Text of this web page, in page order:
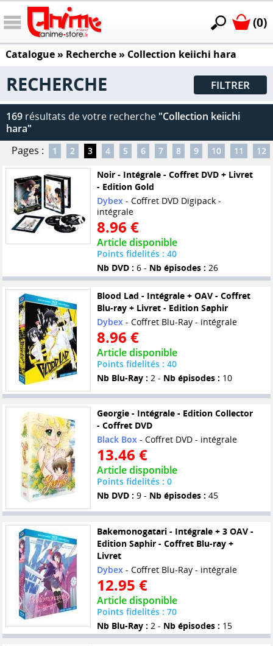
(0)
Catalogue» Recherche » Collection keiichi hara
RECHERCHE FILTRER
169 résultats de votre recherche "Collection keiichi
hara"
Pages :
1 2 3 4 5 6 7 8 9 10 11 12
Noir - Intégrale - Coffret DVD + Livret
- Edition Gold
Dybex- Coffret DVD Digipack -
intégrale
8.96 €
Article disponible
Points fidelités : 40
Nb DVD : 6 - Nb épisodes : 26
Blood Lad - Intégrale + OAV - Coffret
Blu-ray + Livret - Edition Saphir
Dybex- Coffret Blu-Ray - intégrale
8.96 €
Article disponible
Points fidelités : 40
Nb Blu-Ray : 2 - Nb épisodes : 10
Georgie - Intégrale - Edition Collector
- Coffret DVD
Black Box- Coffret DVD - intégrale
13.46 €
Article disponible
Points fidelités : 0
Nb DVD : 9 - Nb épisodes : 45
Bakemonogatari - Intégrale + 3 OAV -
Edition Saphir - Coffret Blu-ray +
Livret
Dybex - Coffret Blu-Ray - intégrale
12.95 €
Article disponible
Points fidelités : 70
Nb Blu-Ray : 2 - Nb épisodes : 15